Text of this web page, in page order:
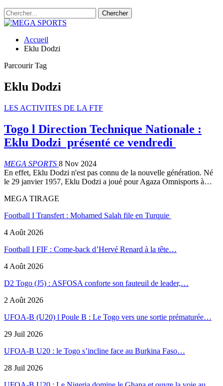
Accueil
Eklu Dodzi
Parcourir Tag
Eklu Dodzi
LES ACTIVITES DE LA FTF
Togo l Direction Technique Nationale :
Eklu Dodzi présenté ce vendredi
MEGA SPORTS 8 Nov 2024
En effet, Eklu Dodzi n'est pas connu de la nouvelle génération. Né
le 29 janvier 1957, Eklu Dodzi a joué pour Agaza Omnisports à…
MEGA TIRAGE
Football I Transfert : Mohamed Salah file en Turquie
4 Août 2026
Football I FIF : Come-back d’Hervé Renard à la tête…
4 Août 2026
D2 Togo (J5) : ASFOSA conforte son fauteuil de leader,…
2 Août 2026
UFOA-B (U20) l Poule B : Le Togo vers une sortie prématurée…
29 Juil 2026
UFOA-B U20 : le Togo s’incline face au Burkina Faso…
28 Juil 2026